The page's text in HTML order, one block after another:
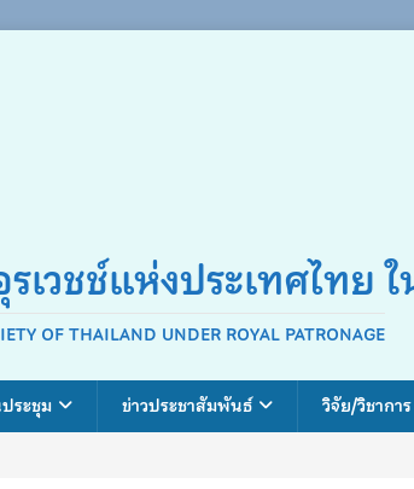
เวชช์แห่งประเทศไทย
OF THAILAND UNDER ROYAL PATRONAGE
ระชุม ข่าวประชาสัมพันธ์ วิจัย/วิชาการ